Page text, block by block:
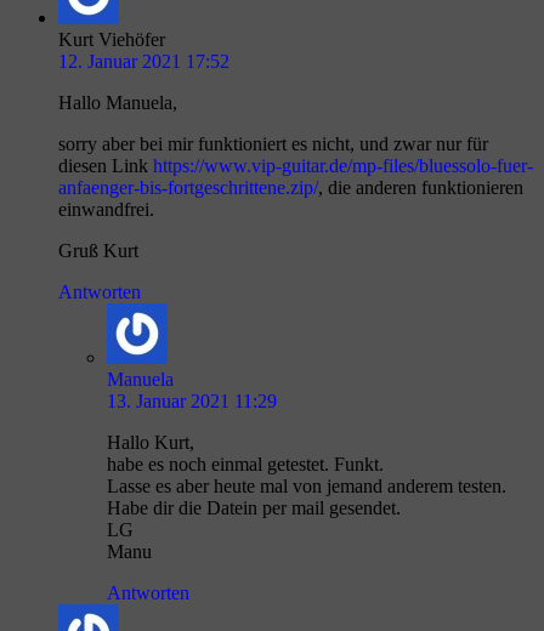
Kurt Viehöfer
12. Januar 2021 17:52
Hallo Manuela,
sorry aber bei mir funktioniert es nicht, und zwar nur für
diesen Link https://www.vip-guitar.de/mp-files/bluessolo-fuer-
anfaenger-bis-fortgeschrittene.zip/, die anderen funktionieren
einwandfrei.
Gruß Kurt
Antworten
Manuela
13. Januar 2021 11:29
Hallo Kurt,
habe es noch einmal getestet. Funkt.
Lasse es aber heute mal von jemand anderem testen.
Habe dir die Datein per mail gesendet.
LG
Manu
Antworten